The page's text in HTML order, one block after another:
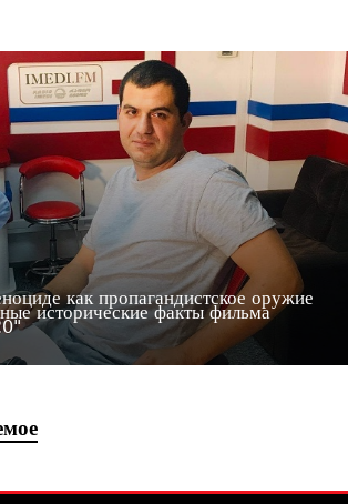
как пропагандистское оружие
исторические факты фильма